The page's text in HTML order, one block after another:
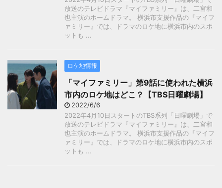
放送のテレビドラマ『マイファミリー』は、二宮和
也主演のホームドラマ。 横浜市支援作品の『マイフ
ァミリー』では、ドラマのロケ地に横浜市内のスポ
ットも ...
ロケ地情報
「マイファミリー」第9話に使われた横浜
市内のロケ地はどこ？【TBS日曜劇場】
2022/6/6
2022年4月10日スタートのTBS系列「日曜劇場」で
放送のテレビドラマ『マイファミリー』は、二宮和
也主演のホームドラマ。 横浜市支援作品の『マイフ
ァミリー』では、ドラマのロケ地に横浜市内のスポ
ットも ...